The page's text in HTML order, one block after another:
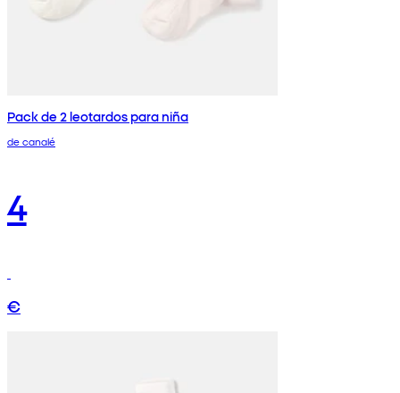
Pack de 2 leotardos para niña
de canalé
4
€